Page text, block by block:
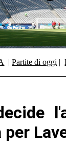
|Partite di oggi |